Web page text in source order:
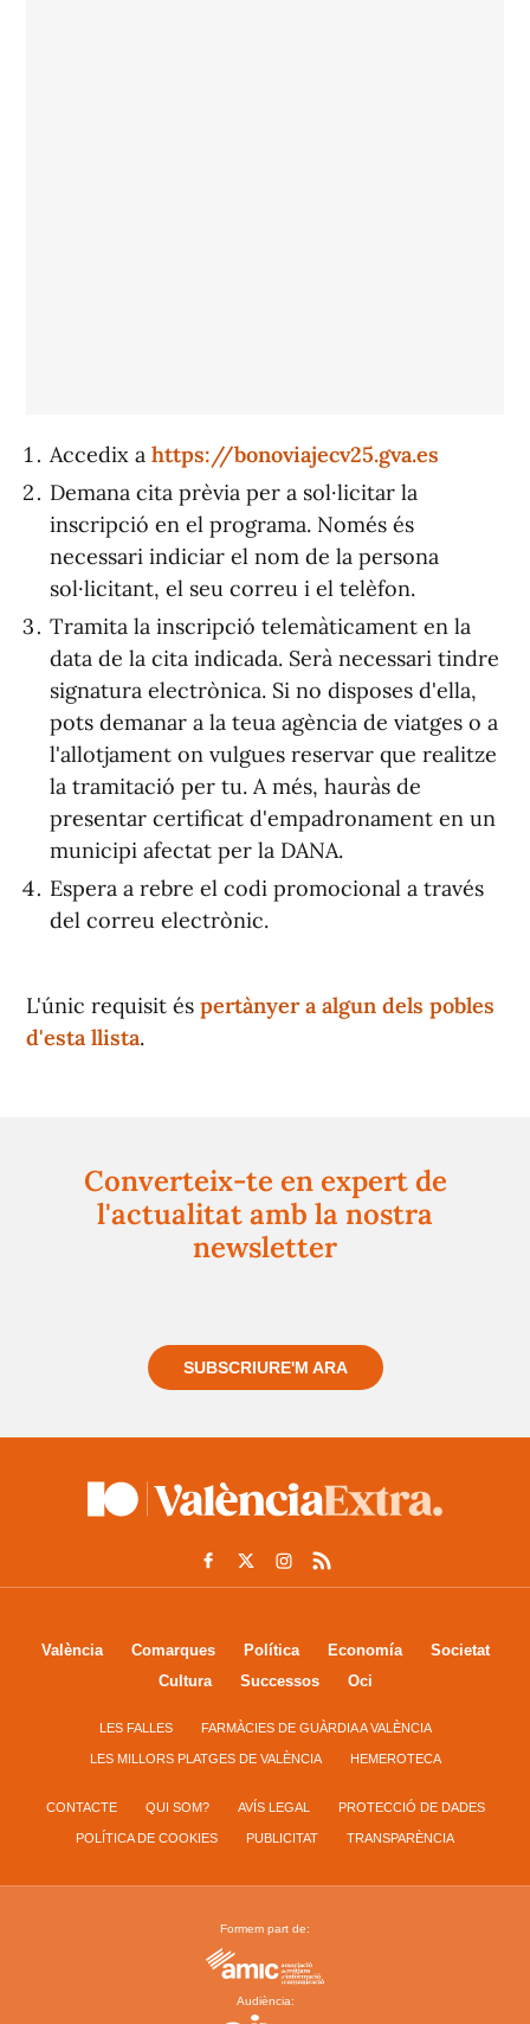
Accedix a https://bonoviajecv25.gva.es
Demana cita prèvia per a sol·licitar la
inscripció en el programa. Només és
necessari indiciar el nom de la persona
sol·licitant, el seu correu i el telèfon.
Tramita la inscripció telemàticament en la
data de la cita indicada. Serà necessari tindre
signatura electrònica. Si no disposes d'ella,
pots demanar a la teua agència de viatges o a
l'allotjament on vulgues reservar que realitze
la tramitació per tu. A més, hauràs de
presentar certificat d'empadronament en un
municipi afectat per la DANA.
Espera a rebre el codi promocional a través
del correu electrònic.
L'únic requisit és pertànyer a algun dels pobles
d'esta llista.
Converteix-te en expert de
l'actualitat amb la nostra
newsletter
SUBSCRIURE'M ARA
València Comarques Política Economía
Societat
Cultura
Successos Oci
LES FALLES FARMÀCIES DE GUÀRDIA A VALÈNCIA
LES MILLORS PLATGES DE VALÈNCIA HEMEROTECA
CONTACTE QUI SOM? AVÍS LEGAL PROTECCIÓ DE DADES
POLÍTICA DE COOKIES PUBLICITAT TRANSPARÈNCIA
Formem part de:
Audiència: